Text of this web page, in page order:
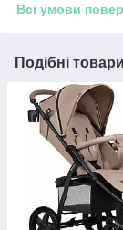
Всі умови
Подібні